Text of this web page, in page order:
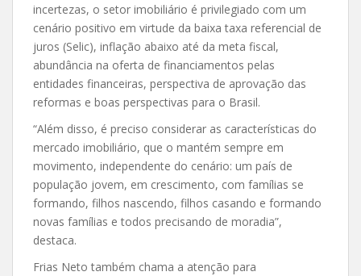
incertezas, o setor imobiliário é privilegiado com um
cenário positivo em virtude da baixa taxa referencial de
juros (Selic), inflação abaixo até da meta fiscal,
abundância na oferta de financiamentos pelas
entidades financeiras, perspectiva de aprovação das
reformas e boas perspectivas para o Brasil.
“Além disso, é preciso considerar as características do
mercado imobiliário, que o mantém sempre em
movimento, independente do cenário: um país de
população jovem, em crescimento, com famílias se
formando, filhos nascendo, filhos casando e formando
novas famílias e todos precisando de moradia”,
destaca.
Frias Neto também chama a atenção para